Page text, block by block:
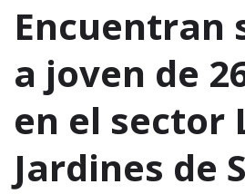
Encuentran
a joven de
en el sector
Jardines de